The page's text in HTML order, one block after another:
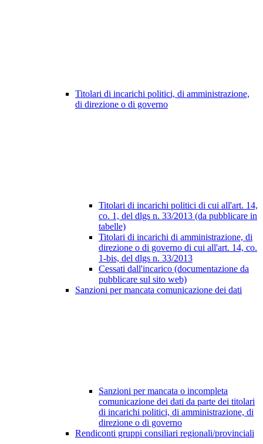
Titolari di incarichi politici, di amministrazione,
di direzione o di governo
Titolari di incarichi politici di cui all'art. 14,
co. 1, del dlgs n. 33/2013 (da pubblicare in
tabelle)
Titolari di incarichi di amministrazione, di
direzione o di governo di cui all'art. 14, co.
1-bis, del dlgs n. 33/2013
Cessati dall'incarico (documentazione da
pubblicare sul sito web)
Sanzioni per mancata comunicazione dei dati
Sanzioni per mancata o incompleta
comunicazione dei dati da parte dei titolari
di incarichi politici, di amministrazione, di
direzione o di governo
Rendiconti gruppi consiliari regionali/provinciali